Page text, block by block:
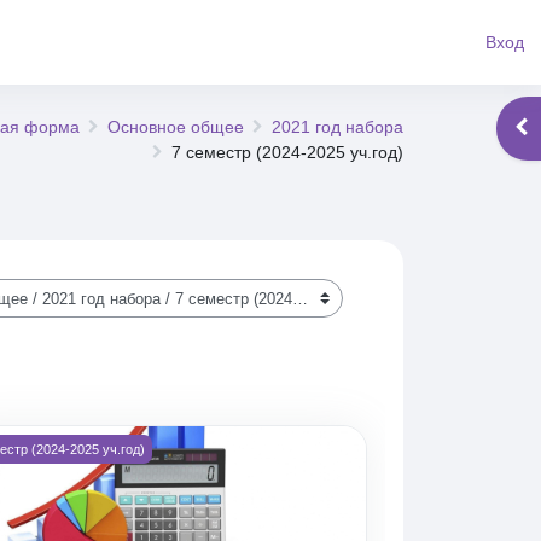
Вход
форма Основное общее
2021 год набора
7 семестр (2024-2025 уч.год)
деятельности (4Б-211зио)
курса МДК 02.02 Бухгалтерская технология проведения
(2024-2025 уч.год)